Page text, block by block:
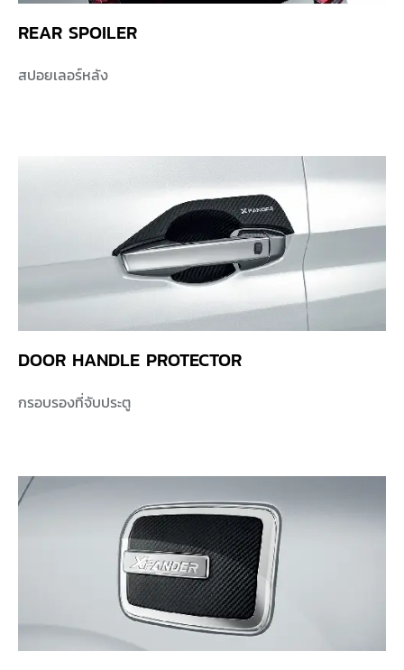
REAR SPOILER
สปอยเลอร์หลัง
DOOR HANDLE PROTECTOR
กรอบรองที่จับประตู